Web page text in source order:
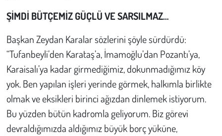
ŞİMDİ BÜTÇEMİZ GÜÇLÜ VE SARSILMAZ…
Başkan Zeydan Karalar sözlerini şöyle sürdürdü:
“Tufanbeyli’den Karataş’a, İmamoğlu’dan Pozantı’ya,
Karaisalı’ya kadar girmediğimiz, dokunmadığımız köy
yok. Ben yapılan işleri yerinde görmek, halkımla birlikte
olmak ve eksikleri birinci ağızdan dinlemek istiyorum.
Bu yüzden bütün kadromla geliyorum. Biz görevi
devraldığımızda aldığımız büyük borç yüküne,